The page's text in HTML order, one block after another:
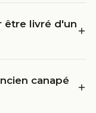
être livré d'un
canapé